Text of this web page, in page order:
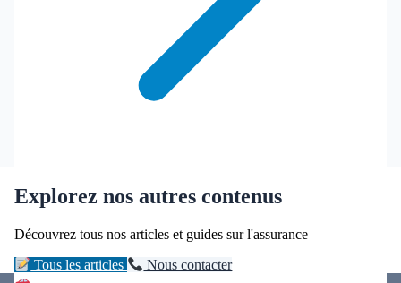
Explorez nos autres contenus
Découvrez tous nos articles et guides sur l'assurance
Tous les articles Nous contacter